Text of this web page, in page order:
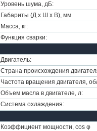
Уровень шума, дБ:
Габариты (Д х Ш х В), мм
Масса, кг:
Функция сварки:
Двигатель:
Страна происхождения
Частота вращения двигателя,
Объем масла в двигателе, л:
Система охлаждения:
Коэффициент мощности, cos φ